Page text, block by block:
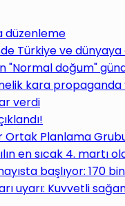
düzenleme
Türkiye ve
"Normal doğum"
kara propaganda
verdi
Planlama
en sıcak 4. martı
başlıyor: 170
uyarı: Kuvvetli